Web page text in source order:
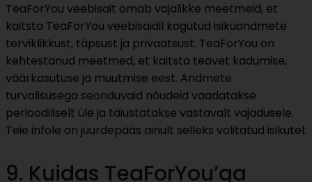
TeaForYou veebisait omab vajalikke meetmeid, et
kaitsta TeaForYou veebisaidil kogutud isikuandmete
terviklikkust, täpsust ja privaatsust. TeaForYou on
kehtestanud meetmed, et kaitsta teavet kadumise,
väärkasutuse ja muutmise eest. Andmete
turvalisusega seonduvaid nõudeid vaadatakse
perioodiliselt üle ja täiustatakse vastavalt vajadusele.
Teie infole on juurdepääs ainult selleks volitatud isikutel.
9. Kuidas TeaForYou’ga